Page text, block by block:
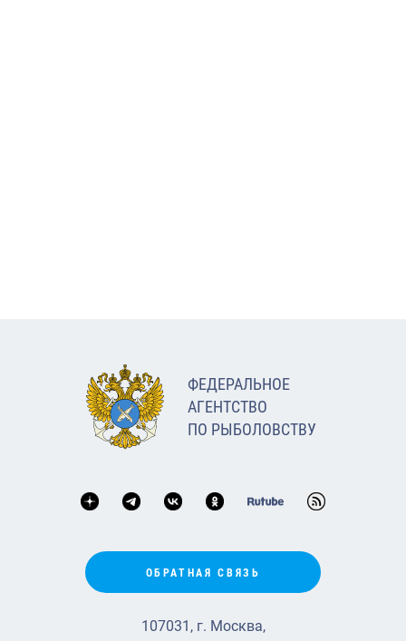
ФЕДЕРАЛЬНОЕ
АГЕНТСТВО
ПО РЫБОЛОВСТВУ
ОБРАТНАЯ СВЯЗЬ
107031, г. Москва,